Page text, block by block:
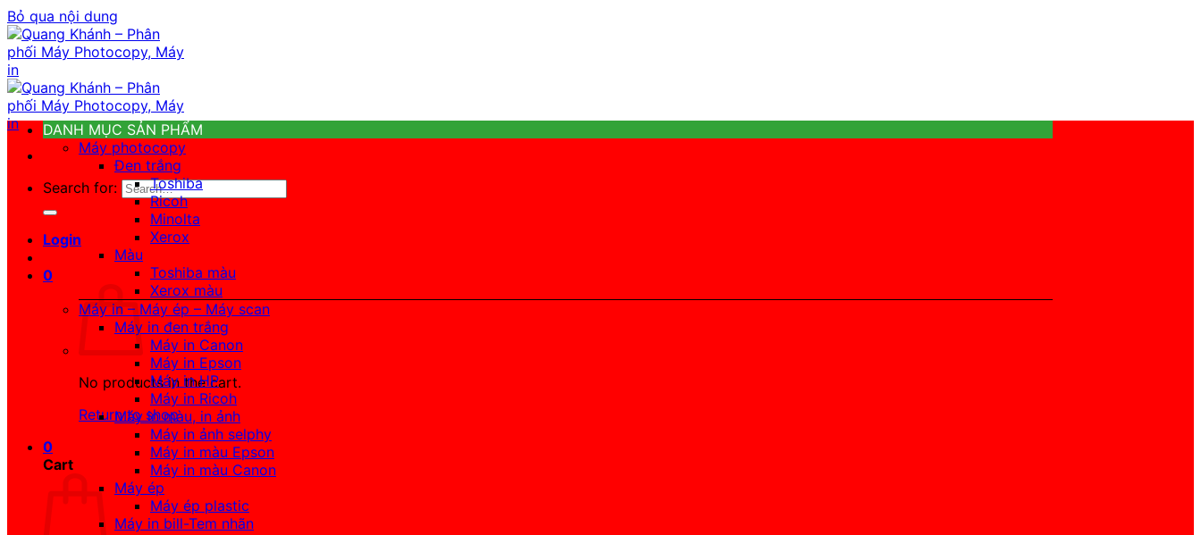
Bỏ qua nội dung
Search for:
Login
0
No products in the cart.
Return to shop
0
Cart
DANH MỤC SẢN PHẨM
Máy photocopy
Đen trắng
Toshiba
Ricoh
Minolta
Xerox
Màu
Toshiba màu
Xerox màu
Máy in – Máy ép – Máy scan
Máy in đen trắng
Máy in Canon
Máy in Epson
Máy in HP
Máy in Ricoh
Máy in màu, in ảnh
Máy in ảnh selphy
Máy in màu Epson
Máy in màu Canon
Máy ép
Máy ép plastic
Máy in bill-Tem nhãn